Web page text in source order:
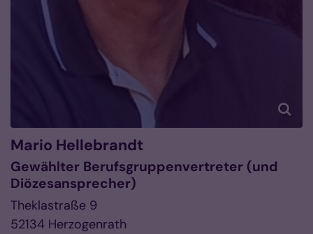
Mario Hellebrandt
Gewählter Berufsgruppenvertreter (und
Diözesansprecher)
Theklastraße 9
52134 Herzogenrath